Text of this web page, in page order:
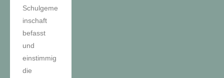
Schulgeme
inschaft
befasst
und
einstimmig
die